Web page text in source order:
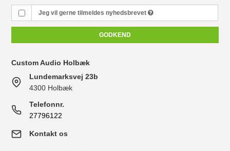
Jeg vil gerne tilmeldes nyhedsbrevet
GODKEND
Custom Audio Holbæk
Lundemarksvej 23b
4300 Holbæk
Telefonnr.
27796122
Kontakt os